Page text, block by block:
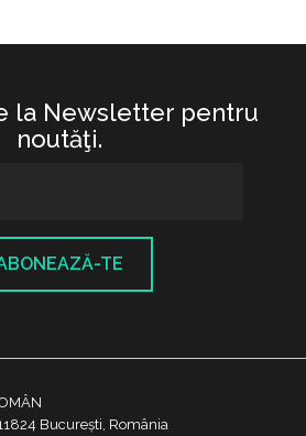
la Newsletter pentru
noutăţi.
TE
București, România